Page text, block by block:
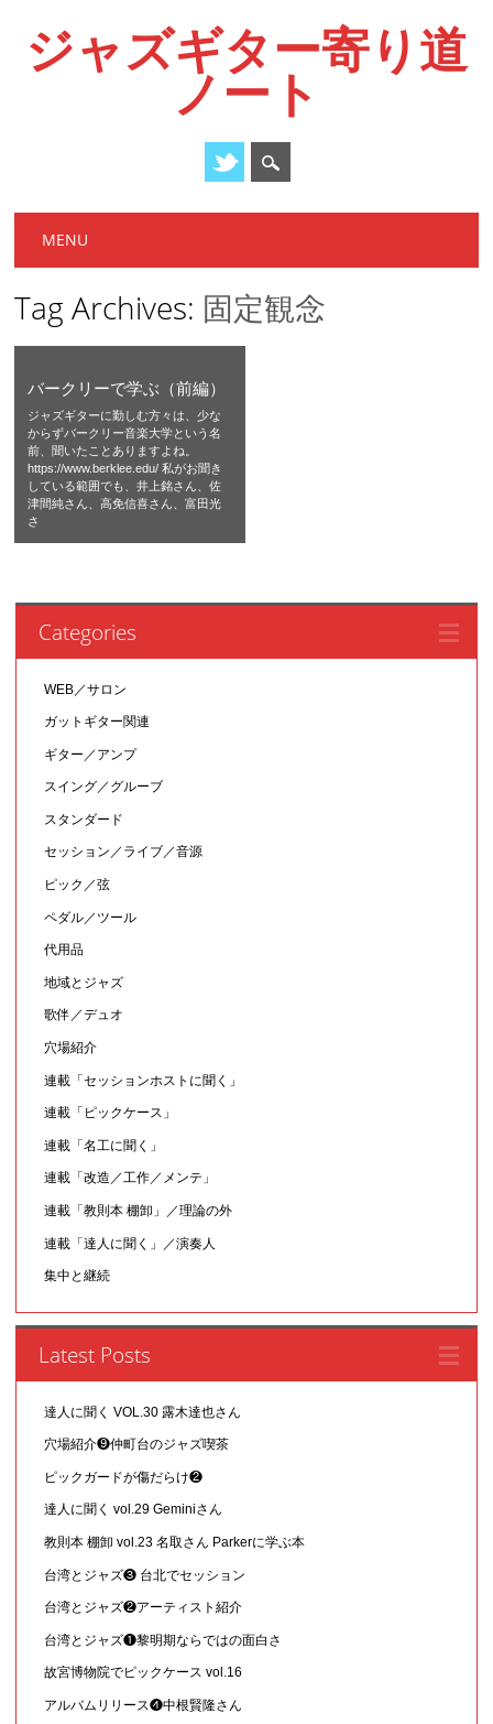
ジャズギター寄り道
ノート
Main menu
MENU
Tag Archives: 固定観念
バークリーで学ぶ（前編）
ジャズギターに勤しむ方々は、少な
からずバークリー音楽大学という名
前、聞いたことありますよね。
https://www.berklee.edu/ 私がお聞き
している範囲でも、井上銘さん、佐
津間純さん、高免信喜さん、富田光
さ
Categories
WEB／サロン
ガットギター関連
ギター／アンプ
スイング／グルーブ
スタンダード
セッション／ライブ／音源
ピック／弦
ペダル／ツール
代用品
地域とジャズ
歌伴／デュオ
穴場紹介
連載「セッションホストに聞く」
連載「ピックケース」
連載「名工に聞く」
連載「改造／工作／メンテ」
連載「教則本 棚卸」／理論の外
連載「達人に聞く」／演奏人
集中と継続
Latest Posts
達人に聞く VOL.30 露木達也さん
穴場紹介❾仲町台のジャズ喫茶
ピックガードが傷だらけ❷
達人に聞く vol.29 Geminiさん
教則本 棚卸 vol.23 名取さん Parkerに学ぶ本
台湾とジャズ❸ 台北でセッション
台湾とジャズ❷アーティスト紹介
台湾とジャズ❶黎明期ならではの面白さ
故宮博物院でピックケース vol.16
アルバムリリース❹中根賢隆さん